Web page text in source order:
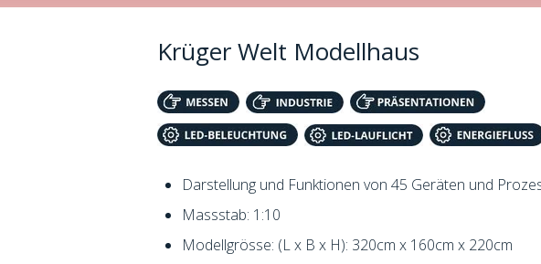
Krüger Welt Modellhaus
Darstellung und Funktionen von 45 Geräten und
Massstab: 1:10
Modellgrösse: (L x B x H): 320cm x 160cm x 220cm